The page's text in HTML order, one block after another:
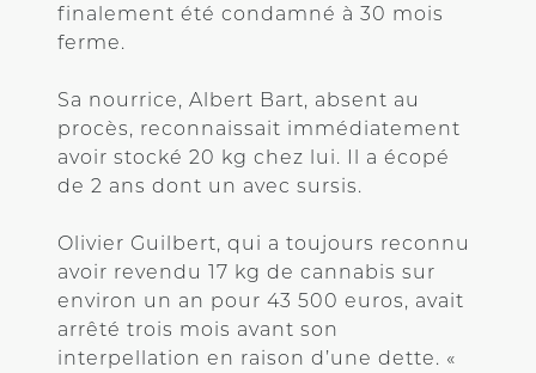
finalement été condamné à 30 mois
ferme.
Sa nourrice, Albert Bart, absent au
procès, reconnaissait immédiatement
avoir stocké 20 kg chez lui. Il a écopé
de 2 ans dont un avec sursis.
Olivier Guilbert, qui a toujours reconnu
avoir revendu 17 kg de cannabis sur
environ un an pour 43 500 euros, avait
arrêté trois mois avant son
interpellation en raison d’une dette. «